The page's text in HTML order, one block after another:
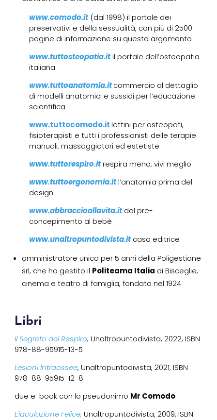
www.comodo.it(dal 1998) il portale dei
preservativi e della sessualità, con più di 2500
pagine di informazione su questo argomento
www.tuttosteopatia.itil portale dell’osteopatia
italiana
www.tuttoanatomia.itcommercio al dettaglio
di modelli anatomici e sussidi per l’educazione
scientifica
www.tuttocomodo.itlettini per osteopati,
fisioterapisti e tutti i professionisti delle terapie
manuali, massaggiatori ed estetiste
www.tuttorespiro.itrespira meno, vivi meglio
www.tuttoergonomia.itl’anatomia prima del
design
www.abbraccioallavita.itdal pre-
concepimento al bebè
www.unaltropuntodivista.itcasa editrice
amministratore unico per 5 anni della Poligestione
srl, che ha gestito il Politeama Italia di Bisceglie,
cinema e teatro di famiglia, fondato nel 1924
Libri
Il Segreto del Respiro, Unaltropuntodivista, 2022, ISBN
978-88-95915-13-5
Lesioni Intraossee, Unaltropuntodivista, 2021, ISBN
978-88-95915-12-8
due e-book con lo pseudonimo Mr Comodo:
Eiaculazione Felice, Unaltropuntodivista, 2009, ISBN